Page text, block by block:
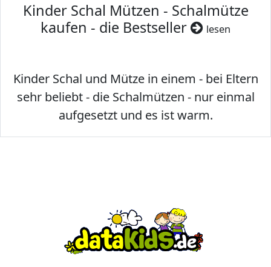
Kinder Schal Mützen - Schalmütze
kaufen - die Bestseller
lesen
Kinder Schal und Mütze in einem - bei Eltern
sehr beliebt - die Schalmützen - nur einmal
aufgesetzt und es ist warm.